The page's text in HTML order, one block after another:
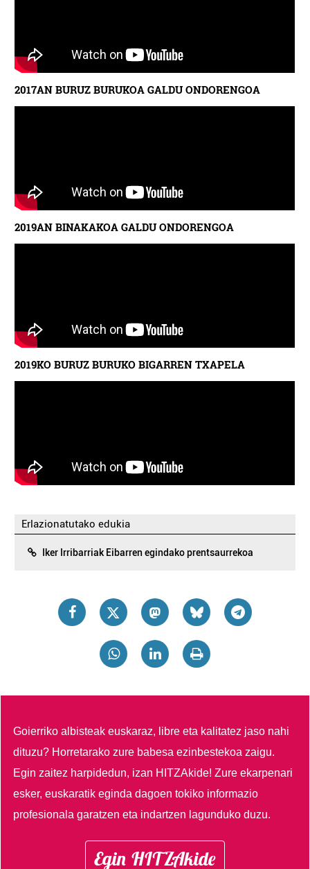
2017AN BURUZ BURUKOA GALDU ONDORENGOA
2019AN BINAKAKOA GALDU ONDORENGOA
2019KO BURUZ BURUKO BIGARREN TXAPELA
Erlazionatutako edukia
Iker Irribarriak Eibarren egindako prentsaurrekoa
Goierriko albisteak euskaraz, libre eta kalitatez jaso nahi
dituzu? Horretarako zure babesa ezinbestekoa zaigu.
Egin zaitez harpidedun, izan HITZAkide!Zure ekarpenari
esker, euskaratik eginda dagoen tokiko informazio
profesionala garatzen eta indartzen lagunduko duzu.
Egin HITZAkide